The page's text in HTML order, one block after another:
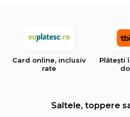
Card online, inclusiv
rate
Plătești
Saltele, toppere